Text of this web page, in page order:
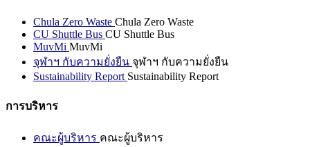
Chula Zero Waste Chula Zero Waste
CU Shuttle Bus CU Shuttle Bus
MuvMi MuvMi
จุฬาฯ กับความยั่งยืน จุฬาฯ กับความยั่งยืน
Sustainability Report Sustainability Report
การบริหาร
คณะผู้บริหาร คณะผู้บริหาร